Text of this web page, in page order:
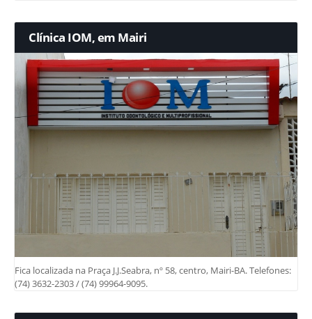
Clínica IOM, em Mairi
Fica localizada na Praça J.J.Seabra, nº 58, centro, Mairi-BA. Telefones:
(74) 3632-2303 / (74) 99964-9095.